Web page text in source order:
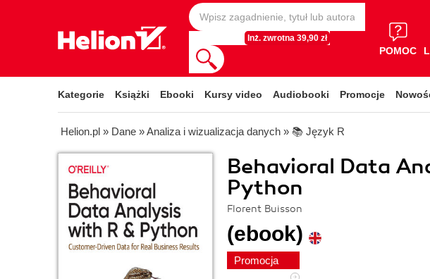
Inż. zwrotna 39,90 zł
POMOC
Kategorie Książki Ebooki Kursy video Audiobooki Promocje
Helion.pl » Dane »Analiza i wizualizacja danych » 📚 Język R
Behavioral Data
Python
Florent Buisson
(ebook)
Promocja